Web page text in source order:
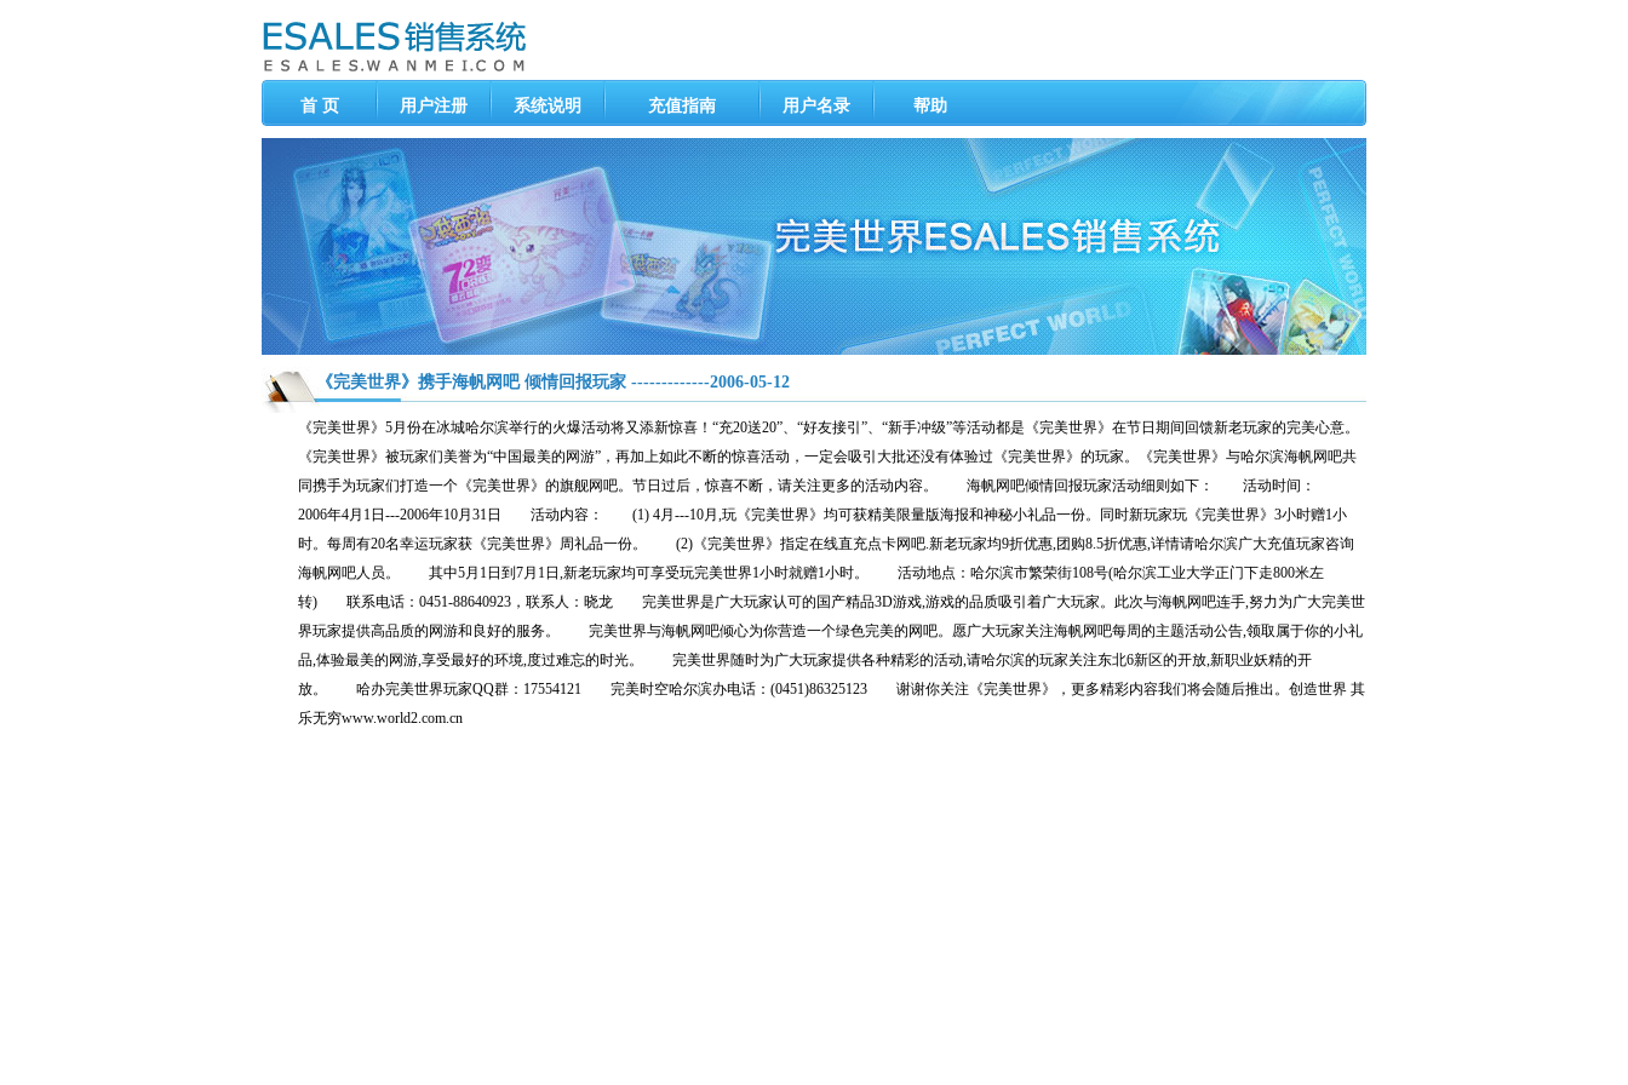
首 页 用户注册 系统说明 充值指南 用户名录 帮助
《完美世界》携手海帆网吧 倾情回报玩家 -------------2006-05-12
《完美世界》5月份在冰城哈尔滨举行的火爆活动将又添新惊喜！“充20送20”、“好友接引”、“新手冲级”等活动都是《完美世界》在节日期间回馈新老玩家的完美心意。
《完美世界》被玩家们美誉为“中国最美的网游”，再加上如此不断的惊喜活动，一定会吸引大批还没有体验过《完美世界》的玩家。《完美世界》与哈尔滨海帆网吧共
同携手为玩家们打造一个《完美世界》的旗舰网吧。节日过后，惊喜不断，请关注更多的活动内容。 海帆网吧倾情回报玩家活动细则如下： 活动时间：
2006年4月1日---2006年10月31日 活动内容： (1) 4月---10月,玩《完美世界》均可获精美限量版海报和神秘小礼品一份。同时新玩家玩《完美世界》3小时赠1小
时。每周有20名幸运玩家获《完美世界》周礼品一份。 (2)《完美世界》指定在线直充点卡网吧.新老玩家均9折优惠,团购8.5折优惠,详情请哈尔滨广大充值玩家咨询
海帆网吧人员。 其中5月1日到7月1日,新老玩家均可享受玩完美世界1小时就赠1小时。 活动地点：哈尔滨市繁荣街108号(哈尔滨工业大学正门下走800米左
转) 联系电话：0451-88640923，联系人：晓龙 完美世界是广大玩家认可的国产精品3D游戏,游戏的品质吸引着广大玩家。此次与海帆网吧连手,努力为广大完美世
界玩家提供高品质的网游和良好的服务。 完美世界与海帆网吧倾心为你营造一个绿色完美的网吧。愿广大玩家关注海帆网吧每周的主题活动公告,领取属于你的小礼
品,体验最美的网游,享受最好的环境,度过难忘的时光。 完美世界随时为广大玩家提供各种精彩的活动,请哈尔滨的玩家关注东北6新区的开放,新职业妖精的开
放。 哈办完美世界玩家QQ群：17554121 完美时空哈尔滨办电话：(0451)86325123 谢谢你关注《完美世界》，更多精彩内容我们将会随后推出。创造世界 其
乐无穷www.world2.com.cn